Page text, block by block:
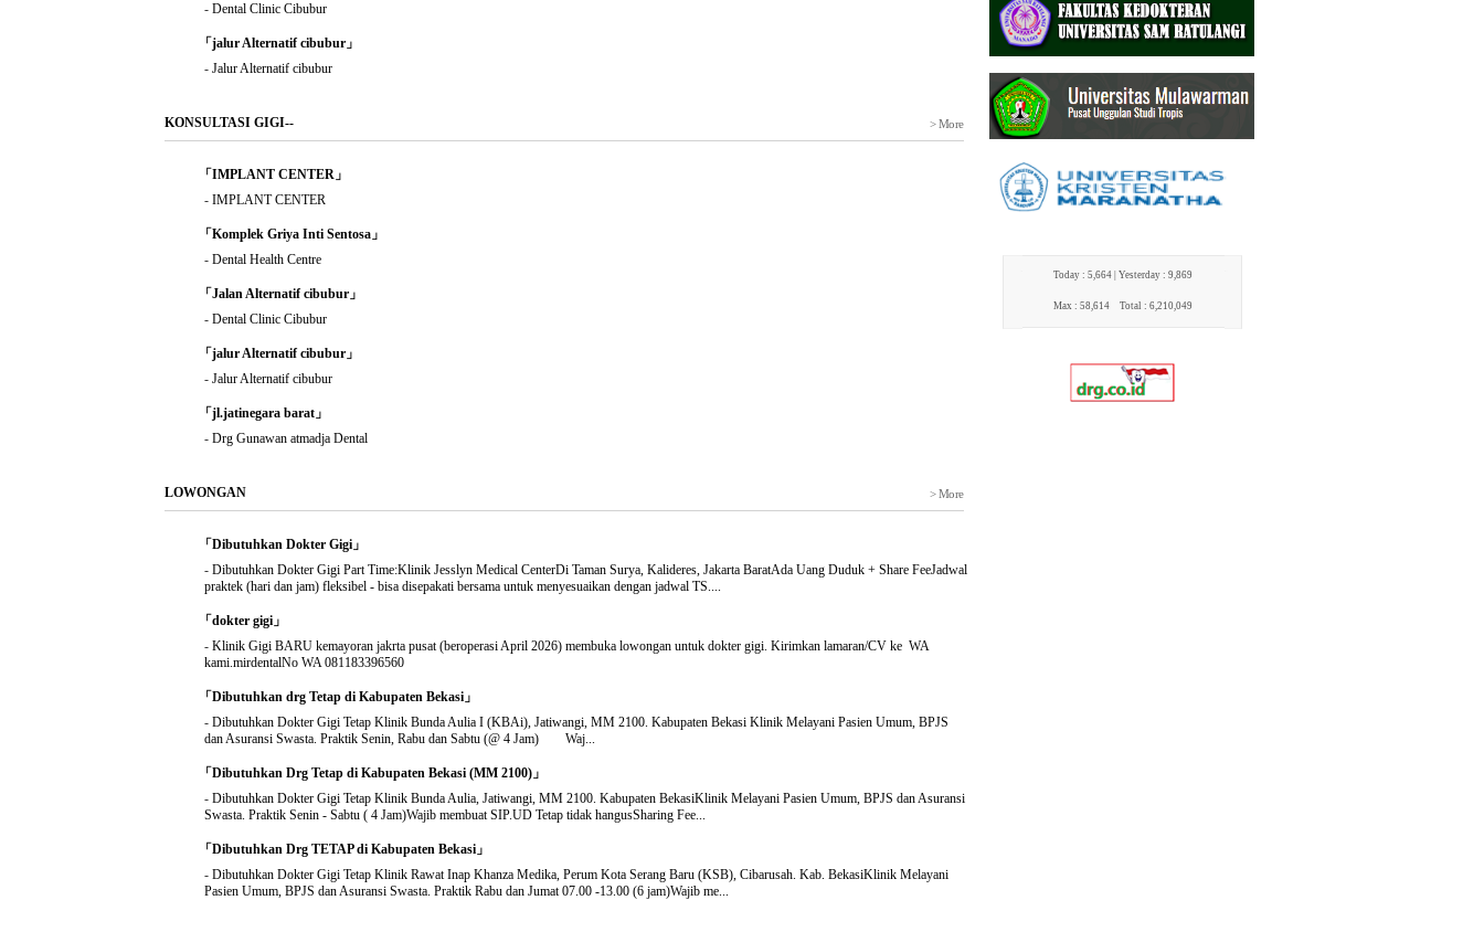
- Dental Clinic Cibubur
「jalur Alternatif cibubur」
- Jalur Alternatif cibubur
KONSULTASI GIGI-- > More
「IMPLANT CENTER」
- IMPLANT CENTER
「Komplek Griya Inti Sentosa」
- Dental Health Centre
「Jalan Alternatif cibubur」
- Dental Clinic Cibubur
「jalur Alternatif cibubur」
- Jalur Alternatif cibubur
「jl.jatinegara barat」
- Drg Gunawan atmadja Dental
LOWONGAN > More
「Dibutuhkan Dokter Gigi」
- Dibutuhkan Dokter Gigi Part Time:Klinik Jesslyn Medical CenterDi Taman Surya, Kalideres, Jakarta BaratAda Uang Duduk + Share FeeJadwal
praktek (hari dan jam) fleksibel - bisa disepakati bersama untuk menyesuaikan dengan jadwal TS....
「dokter gigi」
- Klinik Gigi BARU kemayoran jakrta pusat (beroperasi April 2026) membuka lowongan untuk dokter gigi. Kirimkan lamaran/CV ke WA
kami.mirdentalNo WA 081183396560
「Dibutuhkan drg Tetap di Kabupaten Bekasi」
- Dibutuhkan Dokter Gigi Tetap Klinik Bunda Aulia I (KBAi), Jatiwangi, MM 2100. Kabupaten Bekasi Klinik Melayani Pasien Umum, BPJS
dan Asuransi Swasta. Praktik Senin, Rabu dan Sabtu (@ 4 Jam) Waj...
「Dibutuhkan Drg Tetap di Kabupaten Bekasi (MM 2100)」
- Dibutuhkan Dokter Gigi Tetap Klinik Bunda Aulia, Jatiwangi, MM 2100. Kabupaten BekasiKlinik Melayani Pasien Umum, BPJS dan Asuransi
Swasta. Praktik Senin - Sabtu ( 4 Jam)Wajib membuat SIP.UD Tetap tidak hangusSharing Fee...
「Dibutuhkan Drg TETAP di Kabupaten Bekasi」
- Dibutuhkan Dokter Gigi Tetap Klinik Rawat Inap Khanza Medika, Perum Kota Serang Baru (KSB), Cibarusah. Kab. BekasiKlinik Melayani
Pasien Umum, BPJS dan Asuransi Swasta. Praktik Rabu dan Jumat 07.00 -13.00 (6 jam)Wajib me...
Today : 5,664 | Yesterday : 9,869
Max : 58,614 Total : 6,210,049